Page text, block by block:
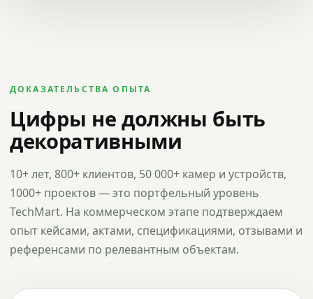
ДОКАЗАТЕЛЬСТВА ОПЫТА
Цифры не должны быть
декоративными
10+ лет, 800+ клиентов, 50 000+ камер и устройств,
1000+ проектов — это портфельный уровень
TechMart. На коммерческом этапе подтверждаем
опыт кейсами, актами, спецификациями, отзывами и
референсами по релевантным объектам.